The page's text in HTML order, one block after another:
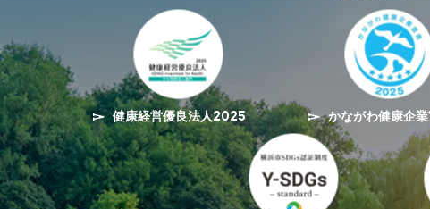
健康経営優良法人2025 かながわ健康企